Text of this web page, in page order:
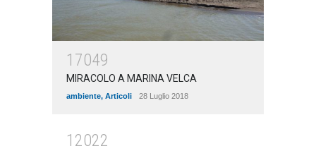
17049
MIRACOLO A MARINA VELCA
ambiente, Articoli 28 Luglio 2018
12022